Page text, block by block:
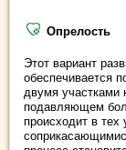
Опрелость
Этот вариант
обеспечивается
двумя участками
подавляющем
происходит в тех